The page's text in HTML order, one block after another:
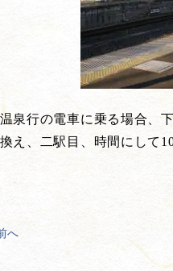
泉行の電車に乗る場合、
え、二駅目、時間にして
へ